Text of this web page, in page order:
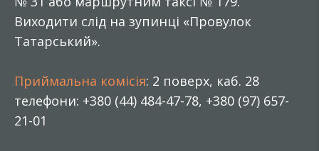
Виходити слід на зупинці «Провулок
Татарський».
Приймальна комісія: 2 поверх, каб. 28
телефони: +380 (44) 484-47-78, +380 (97) 657-
21-01